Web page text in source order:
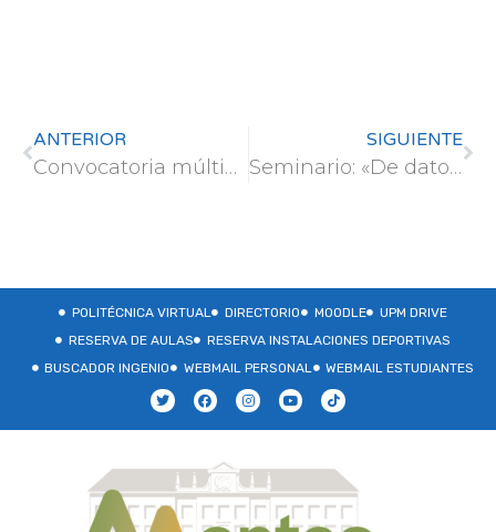
ANTERIOR
Convocatoria múltiple de movilidad UPM para estudiantes 2026/2027
SIGUIENTE
Seminario: «De datos a historias: cómo comunicar Ciencia en tiempos de cambio» – 21 enero 2026
POLITÉCNICA VIRTUAL DIRECTORIO MOODLE
UPM DRIVE
RESERVA DE AULAS
RESERVA INSTALACIONES DEPORTIVAS
BUSCADOR INGENIO
WEBMAIL PERSONAL WEBMAIL ESTUDIANTES